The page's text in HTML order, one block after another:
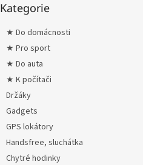
kategorie
Kategorie
★ Do domácnosti
★ Pro sport
★ Do auta
★ K počítači
Držáky
Gadgets
GPS lokátory
Handsfree, sluchátka
Chytré hodinky